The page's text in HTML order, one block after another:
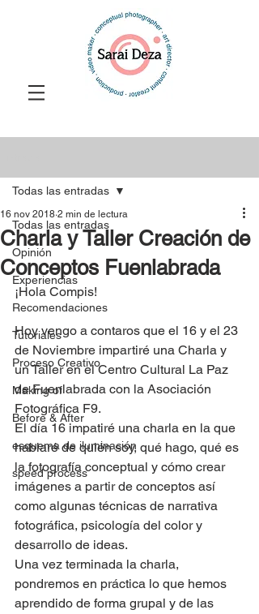
Todas las entradas
Opinión
Experiencias
Recomendaciones
Tutoriales
Proceso Creativo
Making of
Before & After
esquema de iluminación
speed process
Todas las entradas
Charla y Taller Creación de
Conceptos Fuenlabrada
16 nov 2018 2 min de lectura
¡Hola Compis!
Hoy vengo a contaros que el 16 y el 23
de Noviembre impartiré una Charla y
un Taller en el Centro Cultural La Paz
de Fuenlabrada con la Asociación
Fotográfica F9.
El día 16 impatiré una charla en la que
hablaré de quién soy, qué hago, qué es
la fotografía conceptual y cómo crear
imágenes a partir de conceptos así
como algunas técnicas de narrativa
fotográfica, psicología del color y
desarrollo de ideas.
Una vez terminada la charla,
pondremos en práctica lo que hemos
aprendido de forma grupal y de las